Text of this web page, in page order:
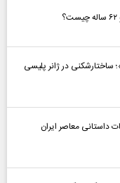
ساختارشکنی در ژانر پلیسی
داستانی معاصر ایران